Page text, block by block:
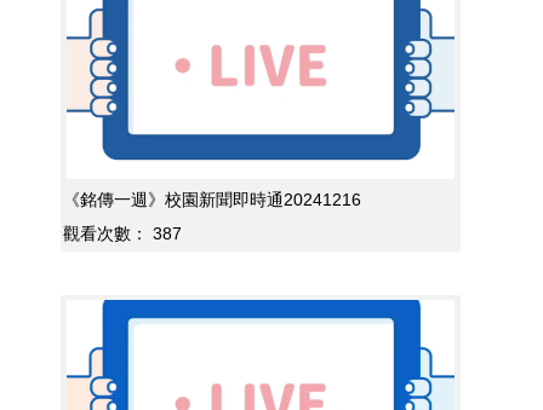
《銘傳一週》校園新聞即時通20241216
觀看次數：
387